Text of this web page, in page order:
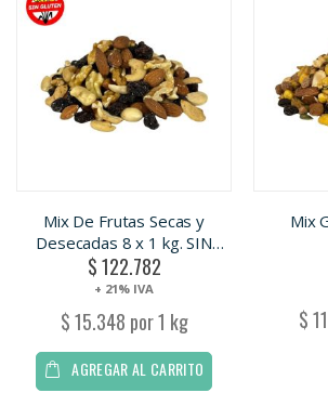
Mix De Frutas Secas y
Desecadas 8 x 1 kg. SIN
TACC
$ 122.782
+ 21% IVA
$ 15.348 por 1 kg
AGREGAR AL CARRITO
Mix
$